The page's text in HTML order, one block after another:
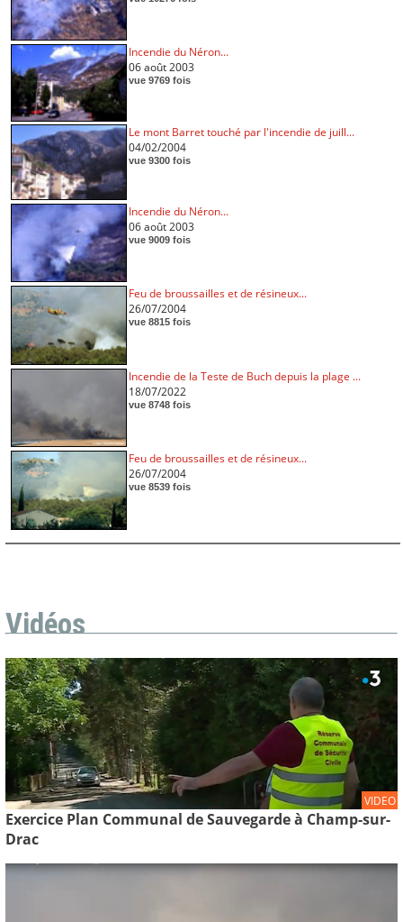
Incendie du Néron...
06 août 2003
vue 9769 fois
Le mont Barret touché par l'incendie de juill...
04/02/2004
vue 9300 fois
Incendie du Néron...
06 août 2003
vue 9009 fois
Feu de broussailles et de résineux...
26/07/2004
vue 8815 fois
Incendie de la Teste de Buch depuis la plage ...
18/07/2022
vue 8748 fois
Feu de broussailles et de résineux...
26/07/2004
vue 8539 fois
Vidéos
VIDEO
Exercice Plan Communal de Sauvegarde à Champ-sur-
Drac